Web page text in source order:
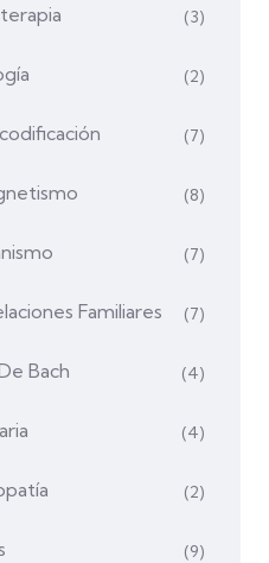
(3)
(2)
(7)
(8)
(7)
Familiares (7)
Bach (4)
(4)
(2)
(9)